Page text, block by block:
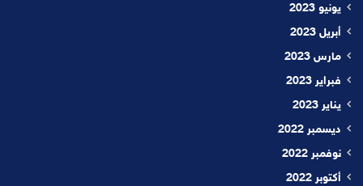
يونيو 2023
أبريل 2023
مارس 2023
فبراير 2023
يناير 2023
ديسمبر 2022
نوفمبر 2022
أكتوبر 2022